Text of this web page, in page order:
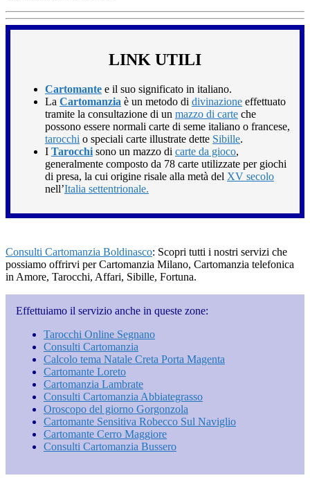
LINK UTILI
Cartomante e il suo significato in italiano.
La Cartomanzia è un metodo di divinazione effettuato
tramite la consultazione di un mazzo di carte che
possono essere normali carte di seme italiano o francese,
tarocchi o speciali carte illustrate dette Sibille.
I Tarocchi sono un mazzo di carte da gioco,
generalmente composto da 78 carte utilizzate per giochi
di presa, la cui origine risale alla metà del XV secolo
nell’Italia settentrionale.
Consulti Cartomanzia Boldinasco: Scopri tutti i nostri servizi che
possiamo offrirvi per Cartomanzia Milano, Cartomanzia telefonica
in Amore, Tarocchi, Affari, Sibille, Fortuna.
Effettuiamo il servizio anche in queste zone:
Tarocchi Online Segnano
Consulti Cartomanzia
Calcolo tema Natale Creta Porta Magenta
Cartomante Loreto
Cartomanzia Lambrate
Consulti Cartomanzia Abbiategrasso
Oroscopo del giorno Gorgonzola
Cartomante Sensitiva Robecco Sul Naviglio
Cartomante Cerro Maggiore
Consulti Cartomanzia Bussero